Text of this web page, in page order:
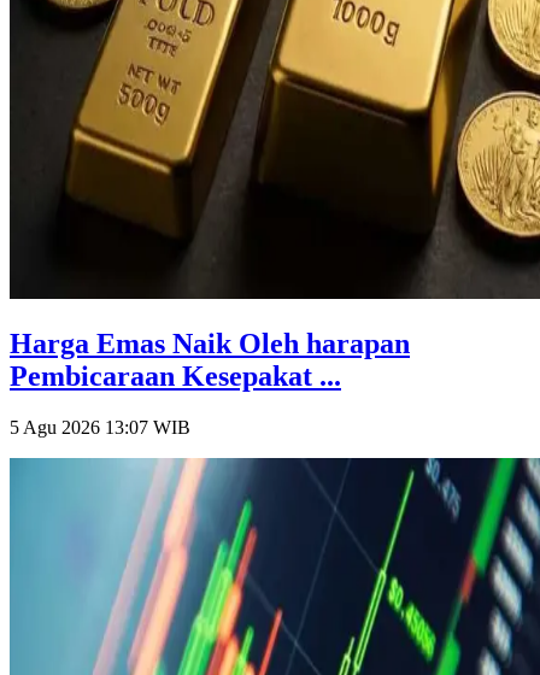
Harga Emas Naik Oleh harapan
Pembicaraan Kesepakat ...
5 Agu 2026 13:07 WIB